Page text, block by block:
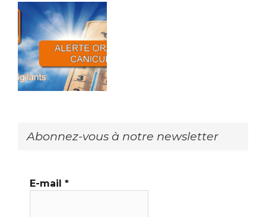
Abonnez-vous à notre newsletter
E-mail *